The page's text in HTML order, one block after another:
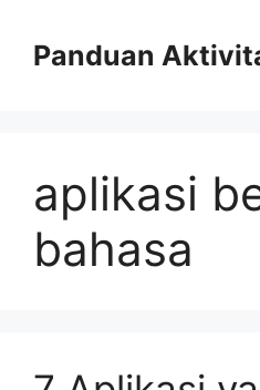
contentPanduan
aplikasi
bahasa